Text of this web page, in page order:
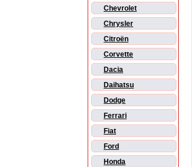
Chevrolet
Chrysler
Citroën
Corvette
Dacia
Daihatsu
Dodge
Ferrari
Fiat
Ford
Honda